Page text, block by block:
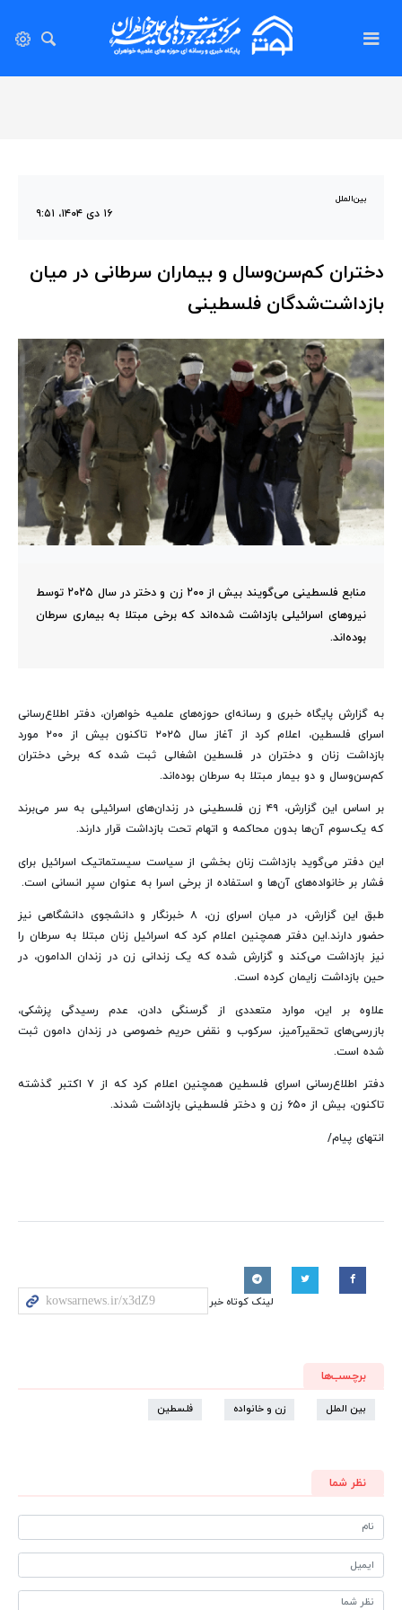
بین‌الملل
۱۶ دی ۱۴۰۴، ۹:۵۱
دختران کم‌سن‌وسال و بیماران سرطانی در میان
بازداشت‌شدگان فلسطینی
منابع فلسطینی می‌گویند بیش از ۲۰۰ زن و دختر در سال ۲۰۲۵ توسط
نیروهای اسرائیلی بازداشت شده‌اند که برخی مبتلا به بیماری سرطان
بوده‌اند.
به گزارش پایگاه خبری و رسانه‌ای حوزه‌های علمیه خواهران، دفتر اطلاع‌رسانی
اسرای فلسطین، اعلام کرد از آغاز سال ۲۰۲۵ تاکنون بیش از ۲۰۰ مورد
بازداشت زنان و دختران در فلسطین اشغالی ثبت شده که برخی دختران
کم‌سن‌وسال و دو بیمار مبتلا به سرطان بوده‌اند.
بر اساس این گزارش، ۴۹ زن فلسطینی در زندان‌های اسرائیلی به سر می‌برند
که یک‌سوم آن‌ها بدون محاکمه و اتهام تحت بازداشت قرار دارند.
این دفتر می‌گوید بازداشت زنان بخشی از سیاست سیستماتیک اسرائیل برای
فشار بر خانواده‌های آن‌ها و استفاده از برخی اسرا به عنوان سپر انسانی است.
طبق این گزارش، در میان اسرای زن، ۸ خبرنگار و دانشجوی دانشگاهی نیز
حضور دارند.این دفتر همچنین اعلام کرد که اسرائیل زنان مبتلا به سرطان را
نیز بازداشت می‌کند و گزارش شده که یک زندانی زن در زندان الدامون، در
حین بازداشت زایمان کرده است.
علاوه بر این، موارد متعددی از گرسنگی دادن، عدم رسیدگی پزشکی،
بازرسی‌های تحقیرآمیز، سرکوب و نقض حریم خصوصی در زندان دامون ثبت
شده است.
دفتر اطلاع‌رسانی اسرای فلسطین همچنین اعلام کرد که از ۷ اکتبر گذشته
تاکنون، بیش از ۶۵۰ زن و دختر فلسطینی بازداشت شدند.
انتهای پیام/
لینک کوتاه خبر
برچسب‌ها
بین الملل زن و خانواده فلسطین
نظر شما